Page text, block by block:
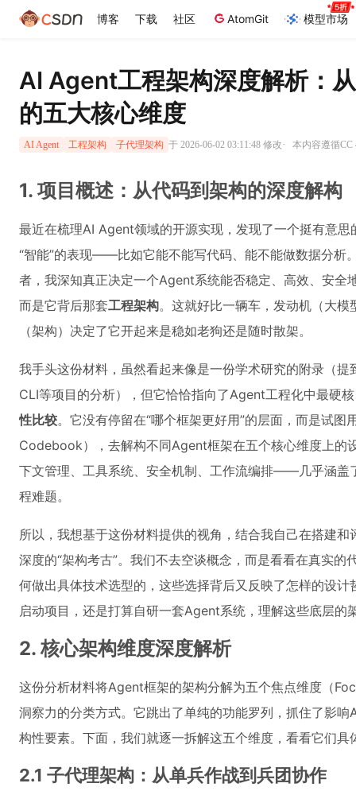
博客 下载 社区 AtomGit 模型市场
AI Agent工程架构深度解析：
的五大核心维度
AI Agent 工程架构 子代理架构 于 2026-06-02 03:11:48 修改· 本内容遵循CC
1. 项目概述：从代码到架构的深度解构
最近在梳理AI Agent领域的开源实现，发现了一个挺有意
“智能”的表现——比如它能不能写代码、能不能做数据分析
者，我深知真正决定一个Agent系统能否稳定、高效、安全
而是它背后那套工程架构。这就好比一辆车，发动机（大
（架构）决定了它开起来是稳如老狗还是随时散架。
我手头这份材料，虽然看起来像是一份学术研究的附录（
CLI等项目的分析），但它恰恰指向了Agent工程化中最硬
性比较。它没有停留在“哪个框架更好用”的层面，而是试
Codebook），去解构不同Agent框架在五个核心维度上
下文管理、工具系统、安全机制、工作流编排——几乎涵盖
程难题。
所以，我想基于这份材料提供的视角，结合我自己在搭建
深度的“架构考古”。我们不去空谈概念，而是看看在真实
何做出具体技术选型的，这些选择背后又反映了怎样的设
启动项目，还是打算自研一套Agent系统，理解这些底层的
2. 核心架构维度深度解析
这份分析材料将Agent框架的架构分解为五个焦点维度（
洞察力的分类方式。它跳出了单纯的功能罗列，抓住了影
构性要素。下面，我们就逐一拆解这五个维度，看看它们
2.1 子代理架构：从单兵作战到兵团协作